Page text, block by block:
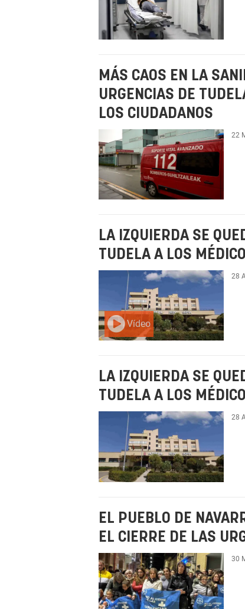
MÁS CAOS EN LA
URGENCIAS DE
LOS CIUDADANOS
22
LA IZQUIERDA SE
TUDELA A LOS
Vídeo
28
LA IZQUIERDA SE
TUDELA A LOS
28
EL PUEBLO DE
EL CIERRE DE LAS
30